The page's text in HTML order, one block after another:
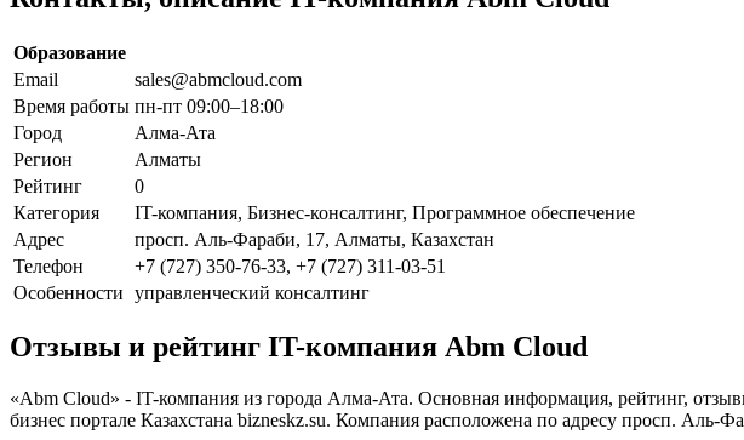
Образование
Email
sales@abmcloud.com
Время работы пн-пт 09:00–18:00
Город
Алма-Ата
Регион
Алматы
Рейтинг
0
Категория
IT-компания, Бизнес-консалтинг, Программное обеспечение
Адрес
просп. Аль-Фараби, 17, Алматы, Казахстан
Телефон
+7 (727) 350-76-33, +7 (727) 311-03-51
Особенности управленческий консалтинг
Отзывы и рейтинг IT-компания Abm Cloud
«Abm Cloud» - IT-компания из города Алма-Ата. Основная информация, рейтинг,
бизнес портале Казахстана bizneskz.su. Компания расположена по адресу просп. Аль-